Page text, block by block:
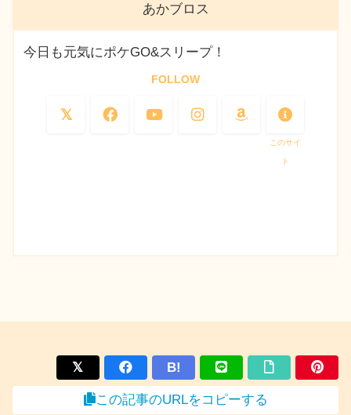
あかブロス
今日も元気にポケGO&スリープ！
FOLLOW
このサイ
ト
B!
この記事のURLをコピーする